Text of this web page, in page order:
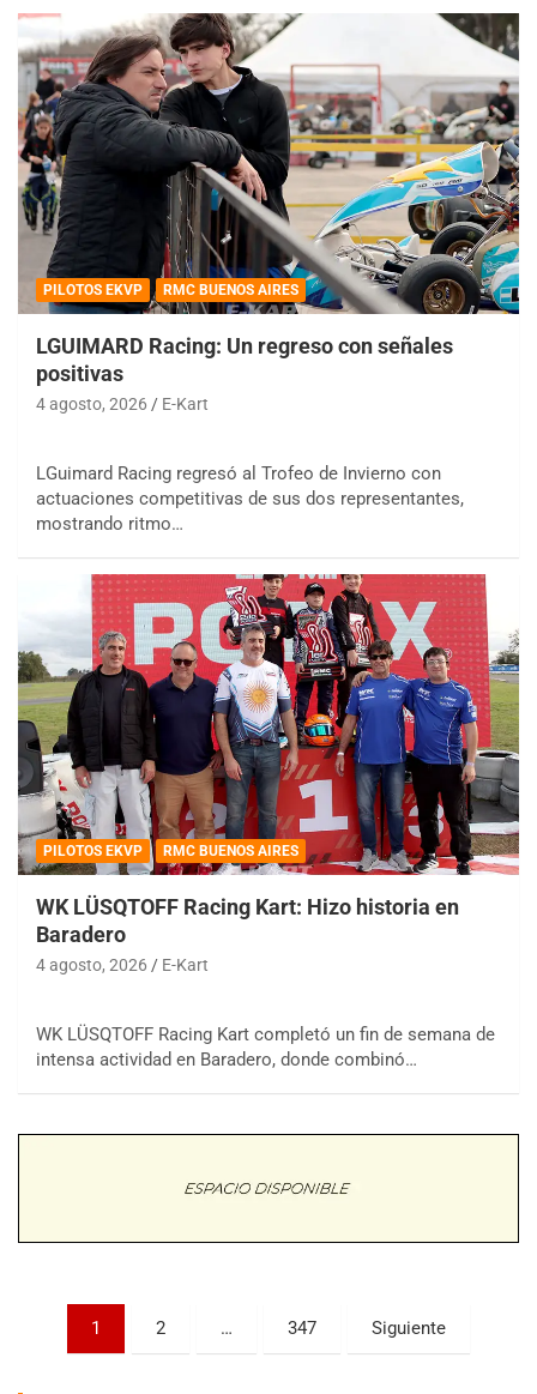
PILOTOS EKVP RMC BUENOS AIRES
LGUIMARD Racing: Un regreso con señales
positivas
4 agosto, 2026 E-Kart
LGuimard Racing regresó al Trofeo de Invierno con
actuaciones competitivas de sus dos representantes,
mostrando ritmo…
PILOTOS EKVP RMC BUENOS AIRES
WK LÜSQTOFF Racing Kart: Hizo historia en
Baradero
4 agosto, 2026 E-Kart
WK LÜSQTOFF Racing Kart completó un fin de semana de
intensa actividad en Baradero, donde combinó…
Paginación
1 2 … 347 Siguiente
COBERTURA ESPECIAL DE E-KART.COM.AR
08/09-AGO
Trenque Lauquen (Buenos Aires)
Villaguay (Entre Ríos)